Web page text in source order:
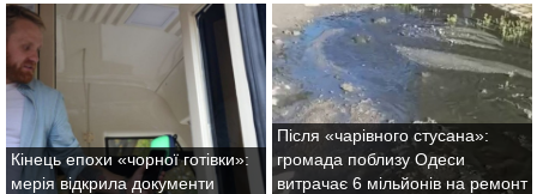
Кінець епохи «чорної готівки»:
мерія відкрила документи
Після «чарівного стусана»:
громада поблизу Одеси
витрачає 6 мільйонів на ремонт